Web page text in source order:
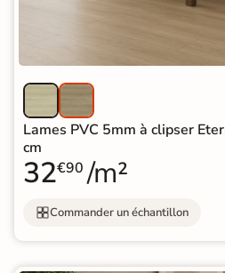
Lames PVC 5mm à clipser
cm
32€90 /m²
Commander un échantillon